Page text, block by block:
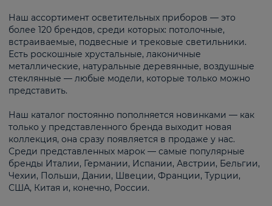
Наш ассортимент осветительных приборов — это
более 120 брендов, среди которых: потолочные,
встраиваемые, подвесные и трековые светильники.
Есть роскошные хрустальные, лаконичные
металлические, натуральные деревянные, воздушные
стеклянные — любые модели, которые только можно
представить.
Наш каталог постоянно пополняется новинками — как
только у представленного бренда выходит новая
коллекция, она сразу появляется в продаже у нас.
Среди представленных марок — самые популярные
бренды Италии, Германии, Испании, Австрии, Бельгии,
Чехии, Польши, Дании, Швеции, Франции, Турции,
США, Китая и, конечно, России.